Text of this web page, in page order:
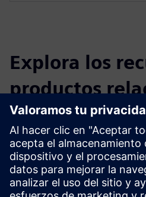
Explora los
productos
Información y
Más información
Requisitos previos